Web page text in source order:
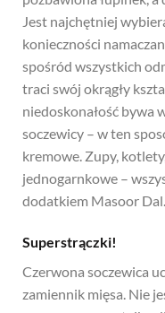
Jest najchętniej
konieczności
spośród wszystkich
traci swój okrągły
niedoskonałość bywa
soczewicy – w ten
kremowe. Zupy,
jednogarnkowe –
dodatkiem Masoor Dal.
Superstrączki!
Czerwona soczewica
zamiennik mięsa. Nie